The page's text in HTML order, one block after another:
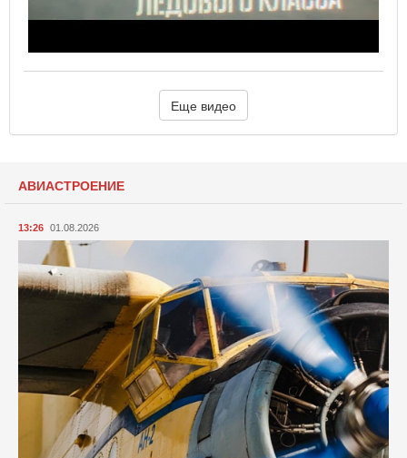
Еще видео
АВИАСТРОЕНИЕ
13:26 01.08.2026